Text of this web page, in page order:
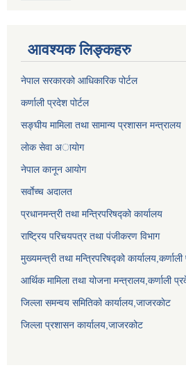
आवश्यक लिङ्कहरु
नेपाल सरकारको आधिकारिक पोर्टल
कर्णाली प्रदेश पोर्टल
सङ्घीय मामिला तथा सामान्य प्रशासन मन्त्रालय
लाेक सेवा अायाेग
नेपाल कानून आयोग
सर्वाेच्च अदालत
प्रधानमन्त्री तथा मन्त्रिपरिषद्को कार्यालय
राष्ट्रिय परिचयपत्र तथा पंजीकरण विभाग
मुख्यमन्त्री तथा मन्त्रिपरिषद्को
आर्थिक मामिला तथा योजना मन्त्रालय,कर्णाली
जिल्ला समन्वय समितिको कार्यालय,जाजरकाेट
जिल्ला प्रशासन कार्यालय,जाजरकोट